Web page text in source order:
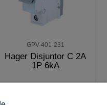
GPV-401-231
Hager Disjuntor C 2A
1P 6kA